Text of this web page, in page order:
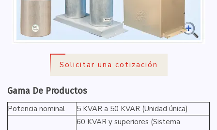
Solicitar una cotización
Gama De Productos
Potencia nominal
5 KVAR a 50 KVAR (Unidad única)
60 KVAR y superiores (Sistema